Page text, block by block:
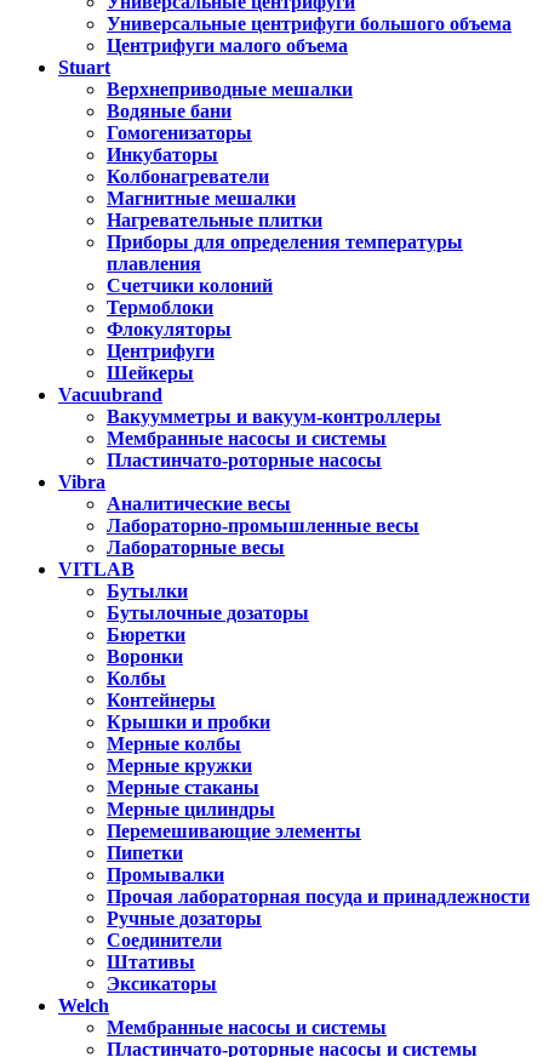
Универсальные центрифуги большого объема
Центрифуги малого объема
Stuart
Верхнеприводные мешалки
Водяные бани
Гомогенизаторы
Инкубаторы
Колбонагреватели
Магнитные мешалки
Нагревательные плитки
Приборы для определения температуры
плавления
Счетчики колоний
Термоблоки
Флокуляторы
Центрифуги
Шейкеры
Vacuubrand
Вакуумметры и вакуум-контроллеры
Мембранные насосы и системы
Пластинчато-роторные насосы
Vibra
Аналитические весы
Лабораторно-промышленные весы
Лабораторные весы
VITLAB
Бутылки
Бутылочные дозаторы
Бюретки
Воронки
Колбы
Контейнеры
Крышки и пробки
Мерные колбы
Мерные кружки
Мерные стаканы
Мерные цилиндры
Перемешивающие элементы
Пипетки
Промывалки
Прочая лабораторная посуда и принадлежности
Ручные дозаторы
Соединители
Штативы
Эксикаторы
Welch
Мембранные насосы и системы
Пластинчато-роторные насосы и системы